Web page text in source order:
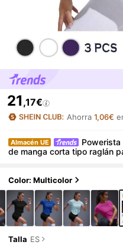
21 ,17€
Ahorra 1,06€
Almacén UE
de manga corta tipo raglán
Color: Multicolor
Talla ES